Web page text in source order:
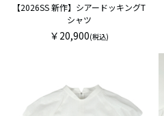
【2026SS 新作】シアードッキングT
シャツ
￥20,900(税込)